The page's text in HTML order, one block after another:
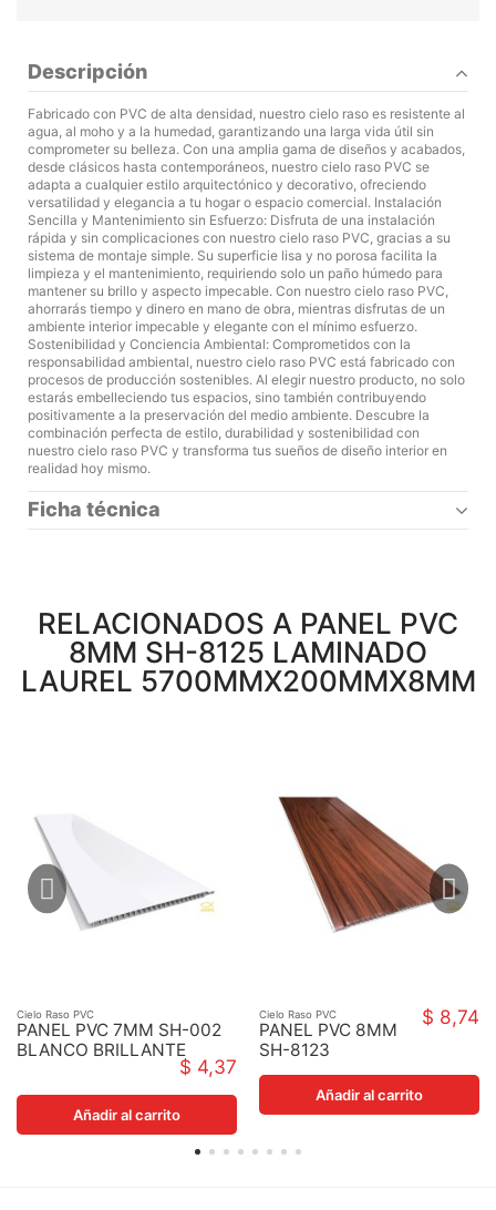
Descripción
Fabricado con PVC de alta densidad, nuestro cielo raso es resistente al
agua, al moho y a la humedad, garantizando una larga vida útil sin
comprometer su belleza. Con una amplia gama de diseños y acabados,
desde clásicos hasta contemporáneos, nuestro cielo raso PVC se
adapta a cualquier estilo arquitectónico y decorativo, ofreciendo
versatilidad y elegancia a tu hogar o espacio comercial. Instalación
Sencilla y Mantenimiento sin Esfuerzo: Disfruta de una instalación
rápida y sin complicaciones con nuestro cielo raso PVC, gracias a su
sistema de montaje simple. Su superficie lisa y no porosa facilita la
limpieza y el mantenimiento, requiriendo solo un paño húmedo para
mantener su brillo y aspecto impecable. Con nuestro cielo raso PVC,
ahorrarás tiempo y dinero en mano de obra, mientras disfrutas de un
ambiente interior impecable y elegante con el mínimo esfuerzo.
Sostenibilidad y Conciencia Ambiental: Comprometidos con la
responsabilidad ambiental, nuestro cielo raso PVC está fabricado con
procesos de producción sostenibles. Al elegir nuestro producto, no solo
estarás embelleciendo tus espacios, sino también contribuyendo
positivamente a la preservación del medio ambiente. Descubre la
combinación perfecta de estilo, durabilidad y sostenibilidad con
nuestro cielo raso PVC y transforma tus sueños de diseño interior en
realidad hoy mismo.
Ficha técnica
RELACIONADOS A PANEL PVC
8MM SH-8125 LAMINADO
LAUREL 5700MMX200MMX8MM
Cielo Raso PVC
PANEL PVC 7MM SH-002
BLANCO BRILLANTE
603MM1212MMX7MM$ 4,37
Añadir al carrito
Cielo Raso PVC
PANEL PVC 8MM
SH-8123
LAMINADO
MADERA
5700MMX250MM
$ 8,74
Añadir al carrito